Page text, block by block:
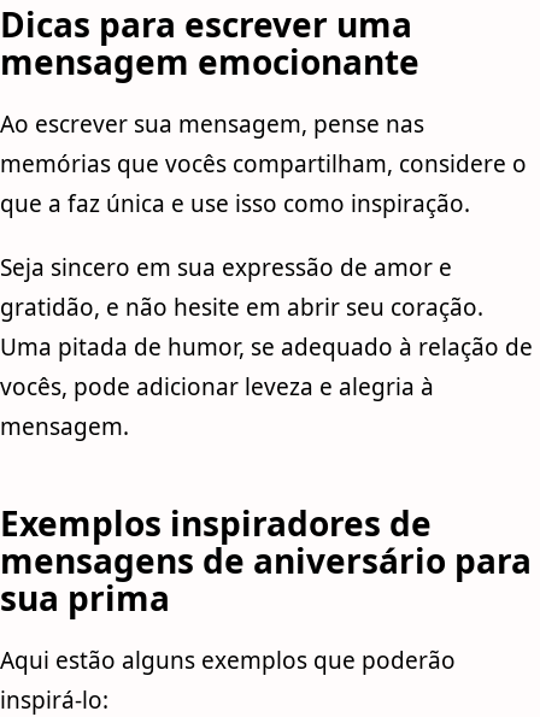
Dicas para escrever uma
mensagem emocionante
Ao escrever sua mensagem, pense nas
memórias que vocês compartilham, considere o
que a faz única e use isso como inspiração.
Seja sincero em sua expressão de amor e
gratidão, e não hesite em abrir seu coração.
Uma pitada de humor, se adequado à relação de
vocês, pode adicionar leveza e alegria à
mensagem.
Exemplos inspiradores de
mensagens de aniversário para
sua prima
Aqui estão alguns exemplos que poderão
inspirá-lo: